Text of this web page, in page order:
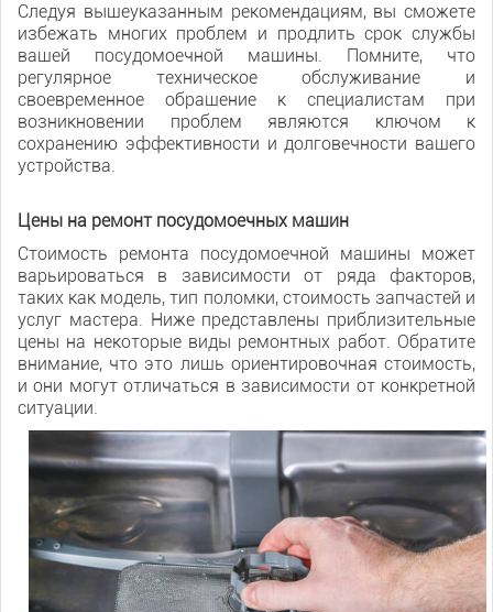
Следуя вышеуказанным рекомендациям, вы сможете
избежать многих проблем и продлить срок службы
вашей посудомоечной машины. Помните, что
регулярное техническое обслуживание и
своевременное обращение к специалистам при
возникновении проблем являются ключом к
сохранению эффективности и долговечности вашего
устройства.
Цены на ремонт посудомоечных машин
Стоимость ремонта посудомоечной машины может
варьироваться в зависимости от ряда факторов,
таких как модель, тип поломки, стоимость запчастей и
услуг мастера. Ниже представлены приблизительные
цены на некоторые виды ремонтных работ. Обратите
внимание, что это лишь ориентировочная стоимость,
и они могут отличаться в зависимости от конкретной
ситуации.